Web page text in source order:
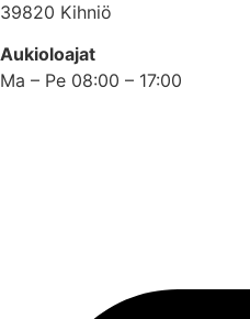
39820 Kihniö
Aukioloajat
Ma – Pe 08:00 – 17:00